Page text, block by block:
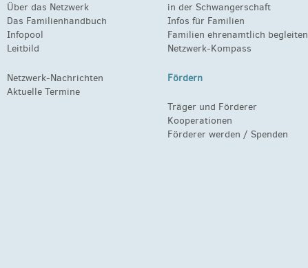
Über das Netzwerk
Das Familienhandbuch
Infopool
Leitbild
Netzwerk-Nachrichten
Aktuelle Termine
in der Schwangerschaft
Infos für Familien
Familien ehrenamtlich begleiten
Netzwerk-Kompass
Fördern
Träger und Förderer
Kooperationen
Förderer werden / Spenden